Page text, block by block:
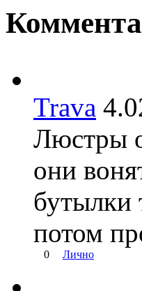
Trava
Люстры
они
бутылки
потом
0 Лично